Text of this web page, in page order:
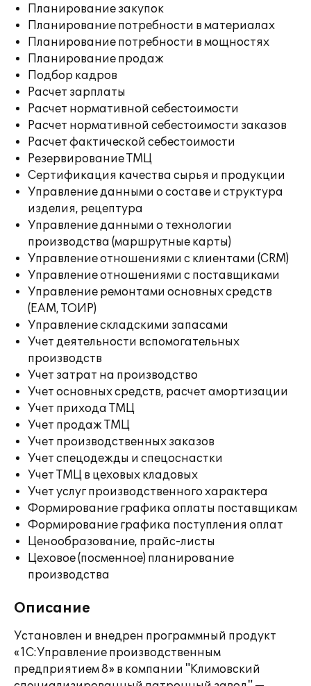
Планирование закупок
Планирование потребности в материалах
Планирование потребности в мощностях
Планирование продаж
Подбор кадров
Расчет зарплаты
Расчет нормативной себестоимости
Расчет нормативной себестоимости заказов
Расчет фактической себестоимости
Резервирование ТМЦ
Сертификация качества сырья и продукции
Управление данными о составе и структура
изделия, рецептура
Управление данными о технологии
производства (маршрутные карты)
Управление отношениями с клиентами (CRM)
Управление отношениями с поставщиками
Управление ремонтами основных средств
(EAM, ТОИР)
Управление складскими запасами
Учет деятельности вспомогательных
производств
Учет затрат на производство
Учет основных средств, расчет амортизации
Учет прихода ТМЦ
Учет продаж ТМЦ
Учет производственных заказов
Учет спецодежды и спецоснастки
Учет ТМЦ в цеховых кладовых
Учет услуг производственного характера
Формирование графика оплаты поставщикам
Формирование графика поступления оплат
Ценообразование, прайс-листы
Цеховое (посменное) планирование
производства
Описание
Установлен и внедрен программный продукт
«1С:Управление производственным
предприятием 8» в компании "Климовский